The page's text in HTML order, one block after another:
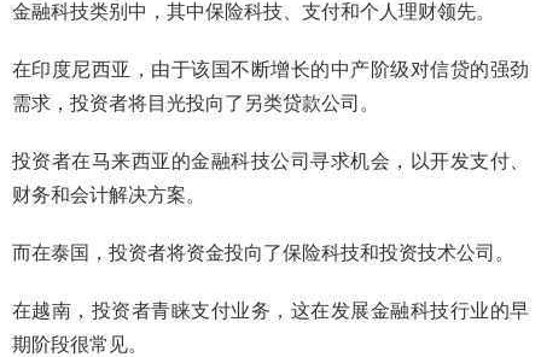
金融科技类别中，其中保险科技、支付和个人理财领先。
在印度尼西亚，由于该国不断增长的中产阶级对信贷的强劲
需求，投资者将目光投向了另类贷款公司。
投资者在马来西亚的金融科技公司寻求机会，以开发支付、
财务和会计解决方案。
而在泰国，投资者将资金投向了保险科技和投资技术公司。
在越南，投资者青睐支付业务，这在发展金融科技行业的早
期阶段很常见。